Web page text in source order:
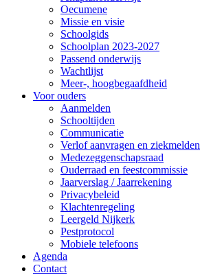
Oecumene
Missie en visie
Schoolgids
Schoolplan 2023-2027
Passend onderwijs
Wachtlijst
Meer-, hoogbegaafdheid
Voor ouders
Aanmelden
Schooltijden
Communicatie
Verlof aanvragen en ziekmelden
Medezeggenschapsraad
Ouderraad en feestcommissie
Jaarverslag / Jaarrekening
Privacybeleid
Klachtenregeling
Leergeld Nijkerk
Pestprotocol
Mobiele telefoons
Agenda
Contact